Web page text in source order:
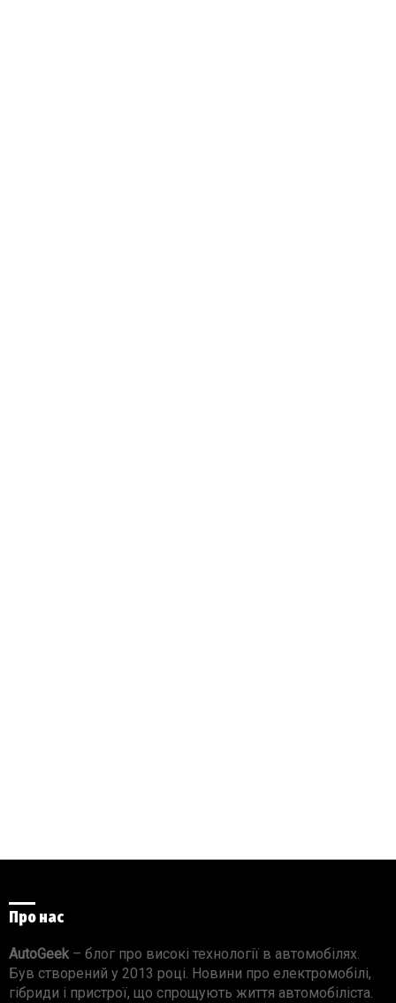
Про нас
AutoGeek– блог про високі технології в автомобілях.
Був створений у 2013 році. Новини про електромобілі,
гібриди і пристрої, що спрощують життя автомобіліста.